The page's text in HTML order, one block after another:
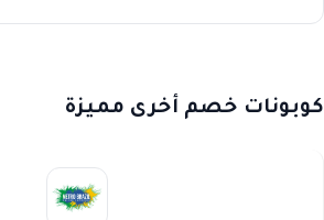
كوبونات خصم أخرى مميزة